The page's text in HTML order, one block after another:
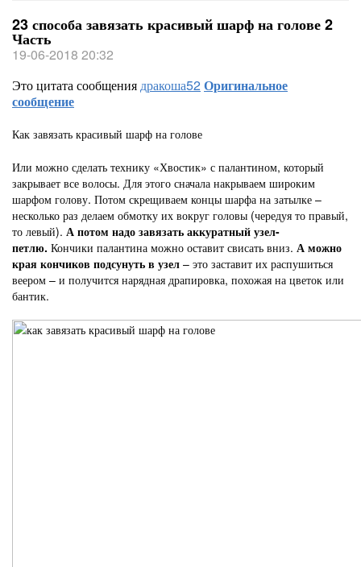
23 способа завязать красивый шарф на голове 2
Часть
19-06-2018 20:32
Это цитата сообщениядракоша52Оригинальное
сообщение
Как завязать красивый шарф на голове
Или можно сделать технику «Хвостик» с палантином, который
закрывает все волосы. Для этого сначала накрываем широким
шарфом голову. Потом скрещиваем концы шарфа на затылке –
несколько раз делаем обмотку их вокруг головы (чередуя то правый,
то левый). А потом надо завязать аккуратный узел-
петлю. Кончики палантина можно оставит свисать вниз. А можно
края кончиков подсунуть в узел – это заставит их распушиться
веером – и получится нарядная драпировка, похожая на цветок или
бантик.